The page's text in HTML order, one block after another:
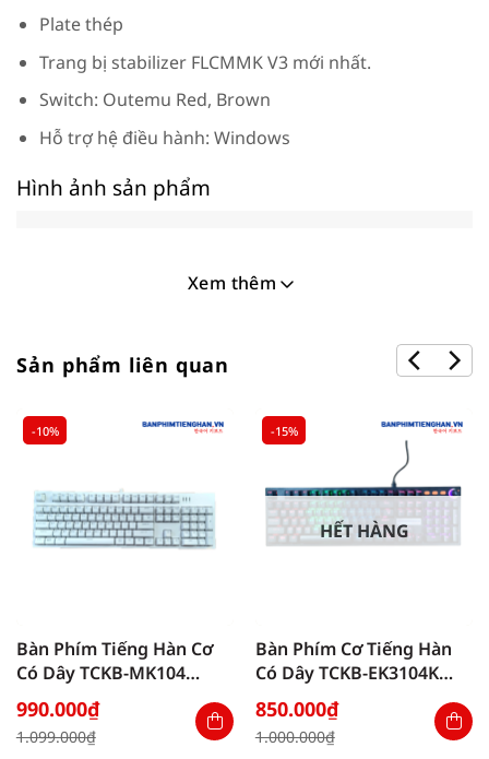
Plate thép
Trang bị stabilizer FLCMMK V3 mới nhất.
Switch: Outemu Red, Brown
Hỗ trợ hệ điều hành: Windows
Hình ảnh sản phẩm
Xem thêm
Sản phẩm liên quan
-10%
Bàn Phím Tiếng Hàn Cơ
Có Dây TCKB-MK104
White
1.099.000₫
Giá
gốc
990.000₫
Giá
hiện
-15%
HẾT HÀNG
Bàn Phím Cơ Tiếng Hàn
Có Dây TCKB-EK3104K
Black
1.000.000₫
Giá
gốc
850.000₫
Giá
hiện